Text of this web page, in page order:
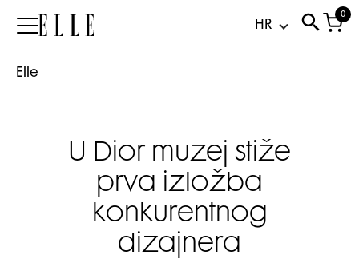
Elle
0
Elle
U Dior muzej stiže
prva izložba
konkurentnog
dizajnera